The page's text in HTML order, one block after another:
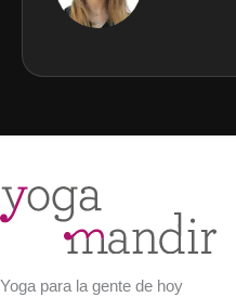
Yoga para la gente de hoy